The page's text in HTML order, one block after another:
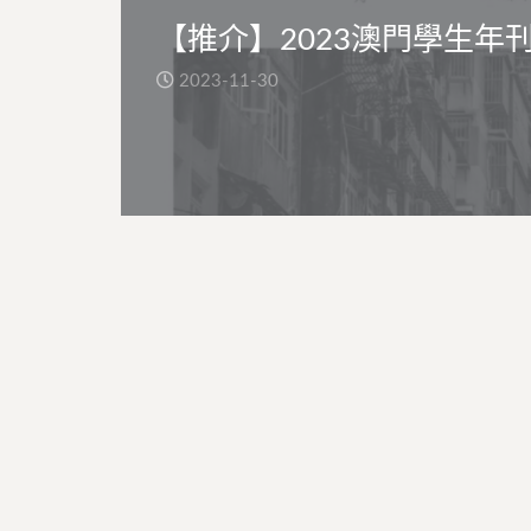
【推介】2023澳門學生年
2023-11-30